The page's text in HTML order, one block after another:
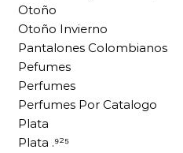
Otoño
Otoño Invierno
Pantalones Colombianos
Pefumes
Perfumes
Perfumes Por Catalogo
Plata
Plata .⁹²⁵